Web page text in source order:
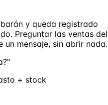
y queda registrado
Preguntar las ventas del
mensaje, sin abrir nada.
+ stock